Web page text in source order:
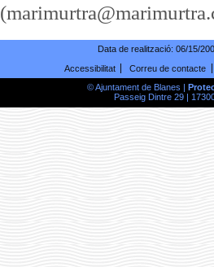
Data de realització: 06/15/
Accessibilitat
Correu de contacte
© Ajuntament de Blanes |
Passeig Dintre 29 |